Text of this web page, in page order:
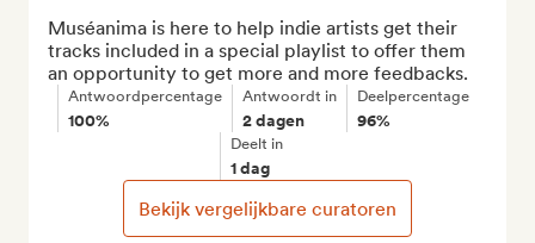
Muséanima is here to help indie artists get their
tracks included in a special playlist to offer them
an opportunity to get more and more feedbacks.
Antwoordpercentage
100%
Antwoordt in
2 dagen
Deelpercentage
96%
Deelt in
1 dag
Bekijk vergelijkbare curatoren